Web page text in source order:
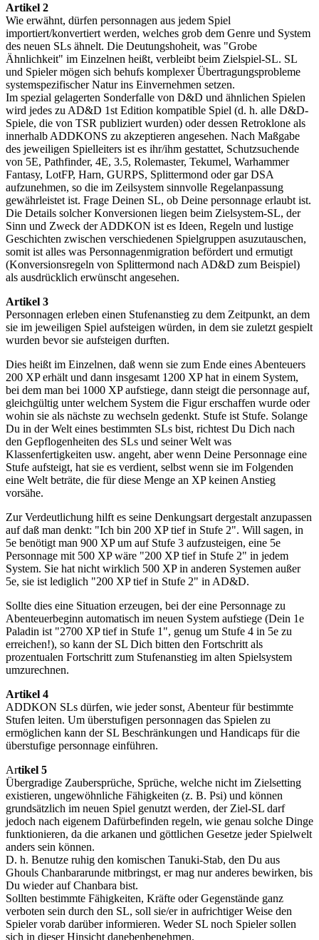
Artikel 2
Wie erwähnt, dürfen personnagen aus jedem Spiel
importiert/konvertiert werden, welches grob dem Genre und System
des neuen SLs ähnelt. Die Deutungshoheit, was "Grobe
Ähnlichkeit" im Einzelnen heißt, verbleibt beim Zielspiel-SL. SL
und Spieler mögen sich behufs komplexer Übertragungsprobleme
systemspezifischer Natur ins Einvernehmen setzen.
Im spezial gelagerten Sonderfalle von D&D und ähnlichen Spielen
wird jedes zu AD&D 1st Edition kompatible Spiel (d. h. alle D&D-
Spiele, die von TSR publiziert wurden) oder dessen Retroklone als
innerhalb ADDKONS zu akzeptieren angesehen. Nach Maßgabe
des jeweiligen Spielleiters ist es ihr/ihm gestattet, Schutzsuchende
von 5E, Pathfinder, 4E, 3.5, Rolemaster, Tekumel, Warhammer
Fantasy, LotFP, Harn, GURPS, Splittermond oder gar DSA
aufzunehmen, so die im Zeilsystem sinnvolle Regelanpassung
gewährleistet ist. Frage Deinen SL, ob Deine personnage erlaubt ist.
Die Details solcher Konversionen liegen beim Zielsystem-SL, der
Sinn und Zweck der ADDKON ist es Ideen, Regeln und lustige
Geschichten zwischen verschiedenen Spielgruppen asuzutauschen,
somit ist alles was Personnagenmigration befördert und ermutigt
(Konversionsregeln von Splittermond nach AD&D zum Beispiel)
als ausdrücklich erwünscht angesehen.
Artikel 3
Personnagen erleben einen Stufenanstieg zu dem Zeitpunkt, an dem
sie im jeweiligen Spiel aufsteigen würden, in dem sie zuletzt gespielt
wurden bevor sie aufsteigen durften.
Dies heißt im Einzelnen, daß wenn sie zum Ende eines Abenteuers
200 XP erhält und dann insgesamt 1200 XP hat in einem System,
bei dem man bei 1000 XP aufstiege, dann steigt die personnage auf,
gleichgültig unter welchem System die Figur erschaffen wurde oder
wohin sie als nächste zu wechseln gedenkt. Stufe ist Stufe. Solange
Du in der Welt eines bestimmten SLs bist, richtest Du Dich nach
den Gepflogenheiten des SLs und seiner Welt was
Klassenfertigkeiten usw. angeht, aber wenn Deine Personnage eine
Stufe aufsteigt, hat sie es verdient, selbst wenn sie im Folgenden
eine Welt beträte, die für diese Menge an XP keinen Anstieg
vorsähe.
Zur Verdeutlichung hilft es seine Denkungsart dergestalt anzupassen
auf daß man denkt: "Ich bin 200 XP tief in Stufe 2". Will sagen, in
5e benötigt man 900 XP um auf Stufe 3 aufzusteigen, eine 5e
Personnage mit 500 XP wäre "200 XP tief in Stufe 2" in jedem
System. Sie hat nicht wirklich 500 XP in anderen Systemen außer
5e, sie ist lediglich "200 XP tief in Stufe 2" in AD&D.
Sollte dies eine Situation erzeugen, bei der eine Personnage zu
Abenteuerbeginn automatisch im neuen System aufstiege (Dein 1e
Paladin ist "2700 XP tief in Stufe 1", genug um Stufe 4 in 5e zu
erreichen!), so kann der SL Dich bitten den Fortschritt als
prozentualen Fortschritt zum Stufenanstieg im alten Spielsystem
umzurechnen.
Artikel 4
ADDKON SLs dürfen, wie jeder sonst, Abenteur für bestimmte
Stufen leiten. Um überstufigen personnagen das Spielen zu
ermöglichen kann der SL Beschränkungen und Handicaps für die
überstufige personnage einführen.
Artikel 5
Übergradige Zaubersprüche, Sprüche, welche nicht im Zielsetting
existieren, ungewöhnliche Fähigkeiten (z. B. Psi) und können
grundsätzlich im neuen Spiel genutzt werden, der Ziel-SL darf
jedoch nach eigenem Dafürbefinden regeln, wie genau solche Dinge
funktionieren, da die arkanen und göttlichen Gesetze jeder Spielwelt
anders sein können.
D. h. Benutze ruhig den komischen Tanuki-Stab, den Du aus
Ghouls Chanbararunde mitbringst, er mag nur anderes bewirken, bis
Du wieder auf Chanbara bist.
Sollten bestimmte Fähigkeiten, Kräfte oder Gegenstände ganz
verboten sein durch den SL, soll sie/er in aufrichtiger Weise den
Spieler vorab darüber informieren. Weder SL noch Spieler sollen
sich in dieser Hinsicht danebenbenehmen.